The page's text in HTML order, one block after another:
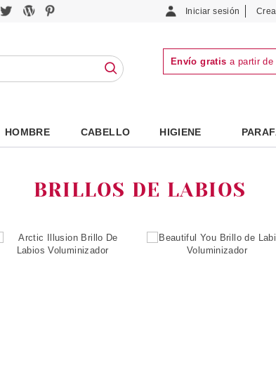
Iniciar sesión
Envío gratis a partir de
HOMBRE CABELLO HIGIENE
BRILLOS DE LABIOS